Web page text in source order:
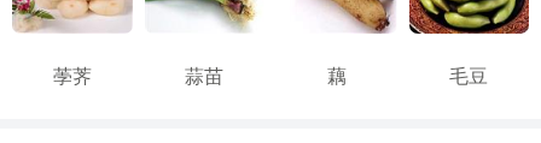
荸荠 蒜苗 藕 毛豆